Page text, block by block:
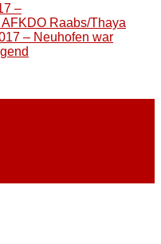
–
Raabs/Thaya
– Neuhofen war